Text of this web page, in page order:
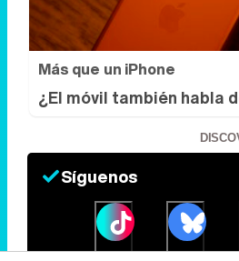
Más que un iPhone
¿El móvil también habla
Síguenos